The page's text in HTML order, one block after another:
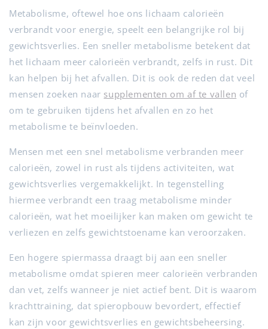
Metabolisme, oftewel hoe ons lichaam calorieën
verbrandt voor energie, speelt een belangrijke rol bij
gewichtsverlies. Een sneller metabolisme betekent dat
het lichaam meer calorieën verbrandt, zelfs in rust. Dit
kan helpen bij het afvallen. Dit is ook de reden dat veel
mensen zoeken naar supplementen om af te vallen of
om te gebruiken tijdens het afvallen en zo het
metabolisme te beïnvloeden.
Mensen met een snel metabolisme verbranden meer
calorieën, zowel in rust als tijdens activiteiten, wat
gewichtsverlies vergemakkelijkt. In tegenstelling
hiermee verbrandt een traag metabolisme minder
calorieën, wat het moeilijker kan maken om gewicht te
verliezen en zelfs gewichtstoename kan veroorzaken.
Een hogere spiermassa draagt bij aan een sneller
metabolisme omdat spieren meer calorieën verbranden
dan vet, zelfs wanneer je niet actief bent. Dit is waarom
krachttraining, dat spieropbouw bevordert, effectief
kan zijn voor gewichtsverlies en gewichtsbeheersing.